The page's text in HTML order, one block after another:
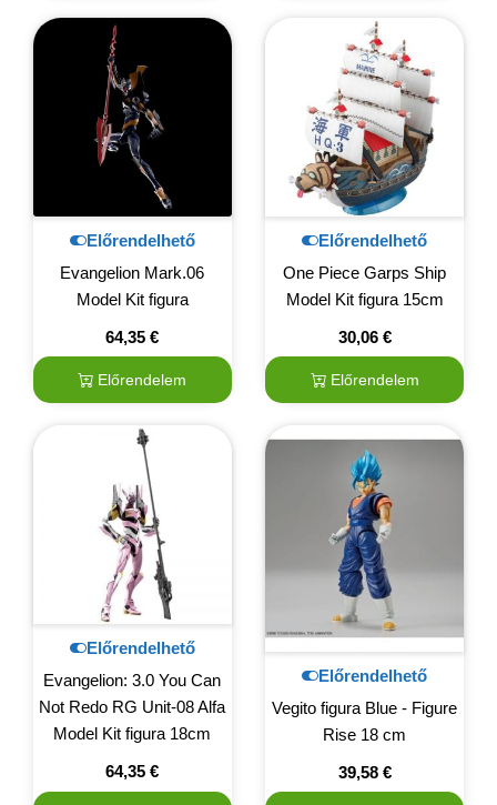
Előrendelhető
Evangelion Mark.06
Model Kit figura
64,35€
Előrendelem
Előrendelhető
One Piece Garps Ship
Model Kit figura 15cm
30,06 €
Előrendelem
Előrendelhető
Evangelion: 3.0 You Can
Not Redo RG Unit-08 Alfa
Model Kit figura 18cm
64,35€
Előrendelhető
Vegito figura Blue - Figure
Rise 18 cm
39,58 €